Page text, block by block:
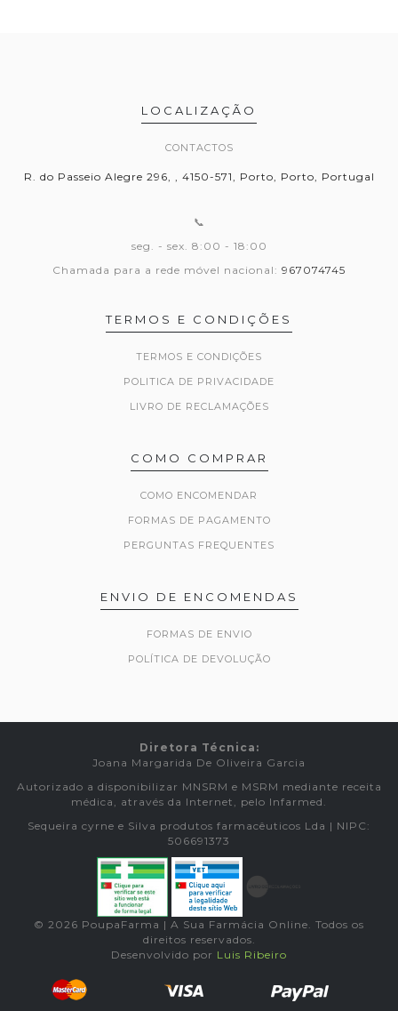
LOCALIZAÇÃO
CONTACTOS
R. do Passeio Alegre 296, , 4150-571, Porto, Porto, Portugal
📞
seg. - sex. 8:00 - 18:00
Chamada para a rede móvel nacional: 967074745
TERMOS E CONDIÇÕES
TERMOS E CONDIÇÕES
POLITICA DE PRIVACIDADE
LIVRO DE RECLAMAÇÕES
COMO COMPRAR
COMO ENCOMENDAR
FORMAS DE PAGAMENTO
PERGUNTAS FREQUENTES
ENVIO DE ENCOMENDAS
FORMAS DE ENVIO
POLÍTICA DE DEVOLUÇÃO
Diretora Técnica:
Joana Margarida De Oliveira Garcia
Autorizado a disponibilizar MNSRM e MSRM mediante receita
médica, através da Internet, pelo Infarmed.
Sequeira cyrne e Silva produtos farmacêuticos Lda | NIPC:
506691373
© 2026 PoupaFarma | A Sua Farmácia Online. Todos os
direitos reservados.
Desenvolvido por Luis Ribeiro